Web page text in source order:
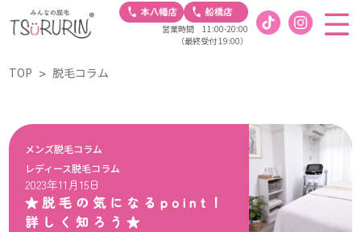
営業時間 11:00-20:00
（最終受付 19:00）
TOP 脱毛コラム
メンズ脱毛コラム
レディース脱毛コラム
2023年11月15日
★脱毛の気になるpoint！
詳しく知ろう★